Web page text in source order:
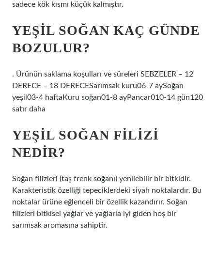
sadece kök kısmı küçük kalmıştır.
YEŞIL SOĞAN KAÇ GÜNDE
BOZULUR?
. Ürünün saklama koşulları ve süreleri SEBZELER – 12
DERECE – 18 DERECESarımsak kuru06-7 aySoğan
yeşil03-4 haftaKuru soğan01-8 ayPancar010-14 gün120
satır daha
YEŞIL SOĞAN FILIZI
NEDIR?
Soğan filizleri (taş frenk soğanı) yenilebilir bir bitkidir.
Karakteristik özelliği tepeciklerdeki siyah noktalardır. Bu
noktalar ürüne eğlenceli bir özellik kazandırır. Soğan
filizleri bitkisel yağlar ve yağlarla iyi giden hoş bir
sarımsak aromasına sahiptir.